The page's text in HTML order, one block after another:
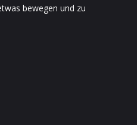
bewegen und zu